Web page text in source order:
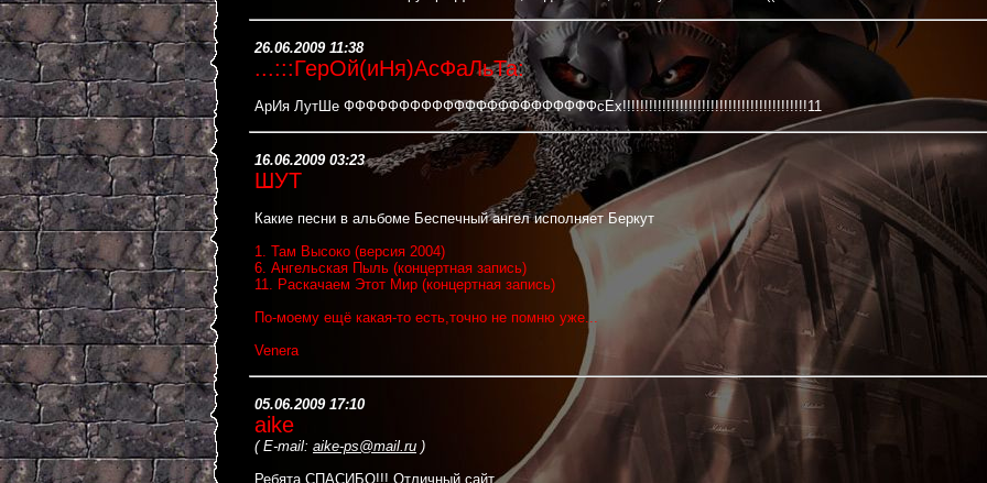
26.06.2009 11:38
...:::ГерОй(иНя)АсФаЛьТа:
АрИя ЛутШе ФФФФФФФФФФФФФФФФФФФФФФФсЕх!!!!!!!!!!!!!!!!!!!!!!!!!!!!!!!!!!!!!!!!!!11
16.06.2009 03:23
ШУТ
Какие песни в альбоме Беспечный ангел исполняет Беркут
1. Там Высоко (версия 2004)
6. Ангельская Пыль (концертная запись)
11. Раскачаем Этот Мир (концертная запись)
По-моему ещё какая-то есть,точно не помню уже...
Venera
05.06.2009 17:10
aike
(E-mail: aike-ps@mail.ru )
Ребята СПАСИБО!!! Отличный сайт.